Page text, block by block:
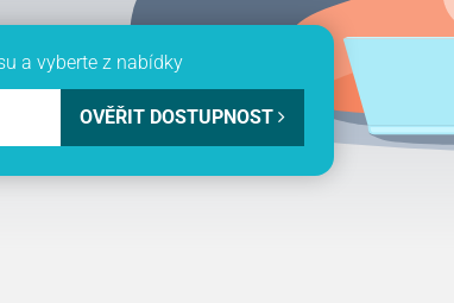
a vyberte z nabídky
OVĚŘIT DOSTUPNOST